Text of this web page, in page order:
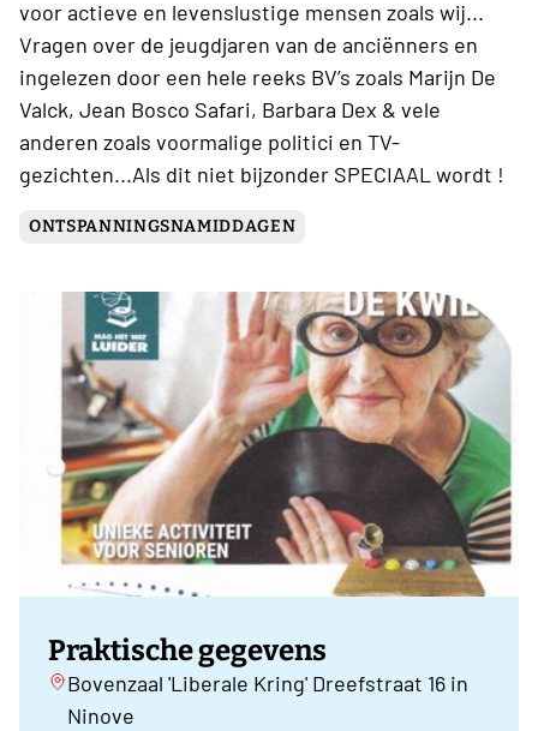
voor actieve en levenslustige mensen zoals wij...
Vragen over de jeugdjaren van de anciënners en
ingelezen door een hele reeks BV’s zoals Marijn De
Valck, Jean Bosco Safari, Barbara Dex & vele
anderen zoals voormalige politici en TV-
gezichten...Als dit niet bijzonder SPECIAAL wordt !
ONTSPANNINGSNAMIDDAGEN
Praktische gegevens
Bovenzaal 'Liberale Kring' Dreefstraat 16 in
Ninove